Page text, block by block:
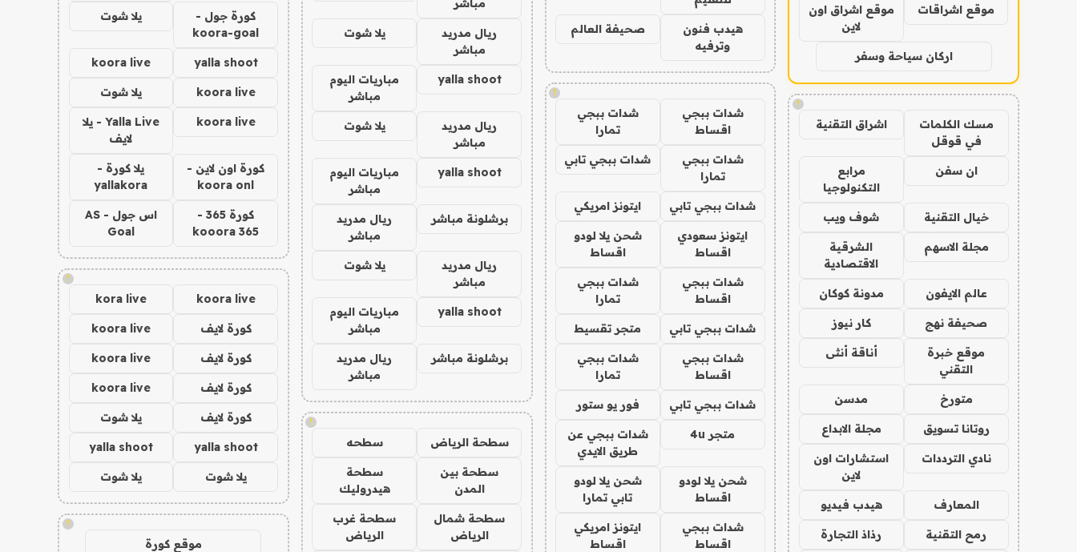
موقع اشراقات
موقع اشراق اون
لاين
اركان سياحة وسفر
!
مسك الكلمات
في قوقل
اشراق التقنية
ان سفن
مرابع
التكنولوجيا
خيال التقنية شوف ويب
مجلة الاسهم
الشرقية
الاقتصادية
عالم الايفون مدونة كوكان
صحيفة نهج كار نيوز
موقع خبرة
التقني
أناقة أنثى
متورخ مدسن
روتانا تسويق مجلة الابداع
نادي الترددات
استشارات اون
لاين
المعارف هيدب فيديو
رمح التقنية رذاذ التجارة
هيدب فنون
وترفيه
صحيفة العالم
!
شدات ببجي
اقساط
شدات ببجي
تمارا
شدات ببجي
تمارا
شدات ببجي تابي
شدات ببجي تابي ايتونز امريكي
ايتونز سعودي
اقساط
شحن يلا لودو
اقساط
شدات ببجي
اقساط
شدات ببجي
تمارا
شدات ببجي تابي متجر تقسيط
شدات ببجي
اقساط
شدات ببجي
تمارا
شدات ببجي تابي فور يو ستور
متجر 4u
شدات ببجي عن
طريق الايدي
شحن يلا لودو
اقساط
شحن يلا لودو
تابي تمارا
شدات ببجي
اقساط
ايتونز امريكي
اقساط
ريال مدريد
مباشر
يلا شوت
yalla shoot
مباريات اليوم
مباشر
ريال مدريد
مباشر
يلا شوت
yalla shoot
مباريات اليوم
مباشر
برشلونة مباشر
ريال مدريد
مباشر
ريال مدريد
مباشر
يلا شوت
yalla shoot
مباريات اليوم
مباشر
برشلونة مباشر
ريال مدريد
مباشر
!
سطحة الرياض سطحه
سطحة بين
المدن
سطحة
هيدروليك
سطحة شمال
الرياض
سطحة غرب
الرياض
كورة جول -
koora-goal
يلا شوت
yalla shoot
koora live
koora live يلا شوت
koora live
Yalla Live - يلا
لايف
كورة اون لاين -
koora onl
يلا كورة -
yallakora
كورة 365 -
kooora 365
اس جول - AS
Goal
!
koora live
kora live
كورة لايف koora live
كورة لايف koora live
كورة لايف koora live
كورة لايف يلا شوت
yalla shoot
yalla shoot
يلا شوت يلا شوت
!
موقع كورة